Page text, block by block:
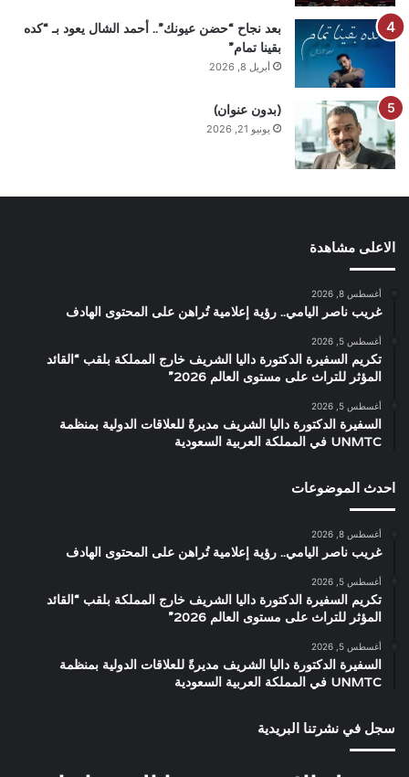
بعد نجاح “حضن عيونك”.. أحمد الشال يعود بـ “كده
بقينا تمام”
أبريل 8, 2026
(بدون عنوان)
يونيو 21, 2026
الاعلى مشاهدة
أغسطس 8, 2026
غريب ناصر اليامي.. رؤية إعلامية تُراهن على المحتوى الهادف
أغسطس 5, 2026
تكريم السفيرة الدكتورة داليا الشريف خارج المملكة بلقب “القائد
المؤثر للتراث على مستوى العالم 2026”
أغسطس 5, 2026
السفيرة الدكتورة داليا الشريف مديرةً للعلاقات الدولية بمنظمة
UNMTC في المملكة العربية السعودية
احدث الموضوعات
أغسطس 8, 2026
غريب ناصر اليامي.. رؤية إعلامية تُراهن على المحتوى الهادف
أغسطس 5, 2026
تكريم السفيرة الدكتورة داليا الشريف خارج المملكة بلقب “القائد
المؤثر للتراث على مستوى العالم 2026”
أغسطس 5, 2026
السفيرة الدكتورة داليا الشريف مديرةً للعلاقات الدولية بمنظمة
UNMTC في المملكة العربية السعودية
سجل في نشرتنا البريدية